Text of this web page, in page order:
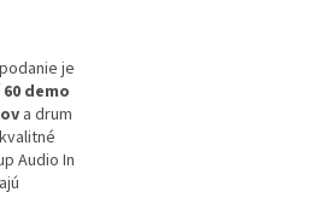
je
60 demo
a drum
Audio In